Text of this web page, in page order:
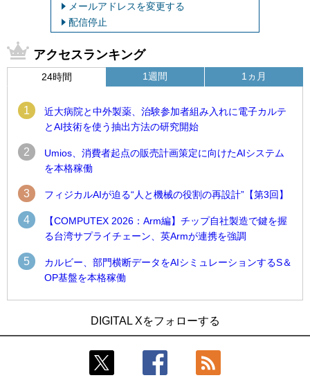
メールアドレスを変更する
配信停止
アクセスランキング
24時間
1
近大病院と中外製薬、治験参加者組み入れに電子カルテ
とAI技術を使う抽出方法の研究開始
2
Umios、消費者起点の販売計画策定に向けたAIシステム
を本格稼働
3 フィジカルAIが迫る“人と機械の役割の再設計”【第3回】
4
【COMPUTEX 2026：Arm編】チップ自社製造で鍵を握
る台湾サプライチェーン、英Armが連携を強調
5
カルビー、部門横断データをAIシミュレーションするS＆
OP基盤を本格稼働
1週間
製造業の現場の暗黙知を組織横断で活用するためのナレッジ
管理基盤、LIGHTzが提供
1ヵ月
合基盤を本格稼働
鹿島建設、鋼管柱へのコンクリート充填時の異常を検出する
AIを遠隔監視システムに実装
DIGITAL Xをフォローする